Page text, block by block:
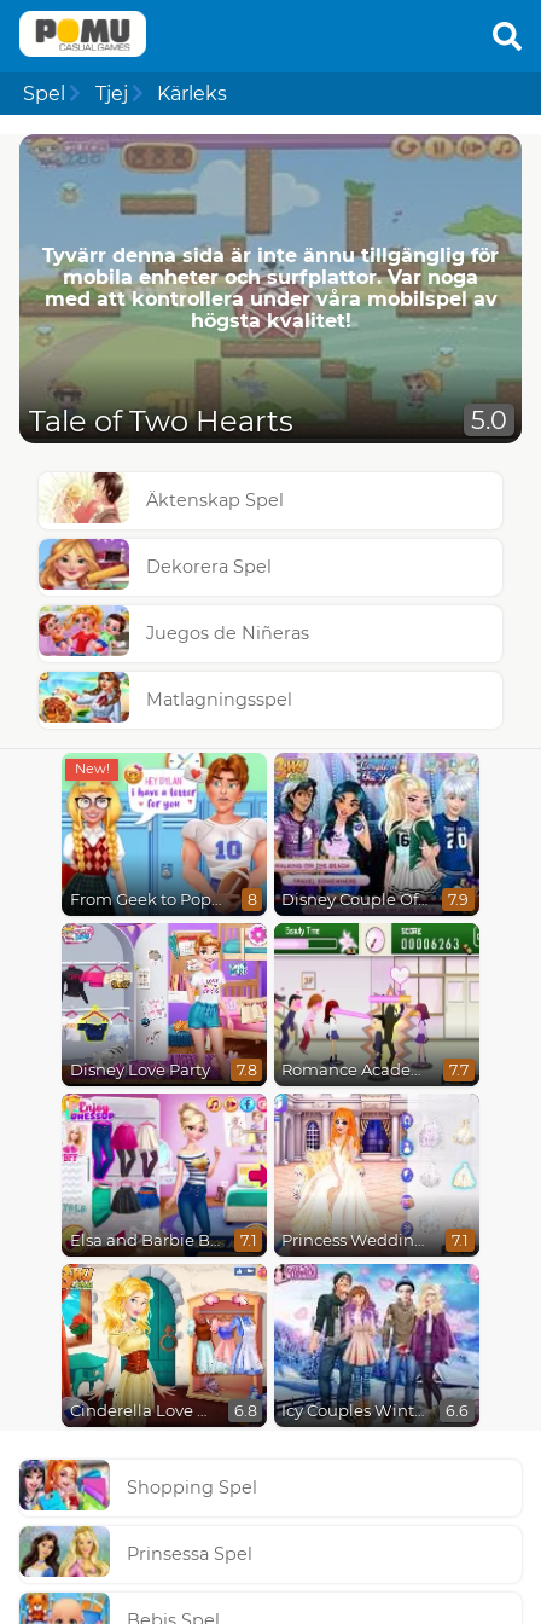
Spel Tjej Kärleks
Tyvärr denna sida är inte ännu tillgänglig för
mobila enheter och surfplattor. Var noga
med att kontrollera under våra mobilspel av
högsta kvalitet!
Tale of Two Hearts 5.0
Äktenskap Spel
Dekorera Spel
Juegos de Niñeras
Matlagningsspel
From Geek to Popular Girl 8 Disney Couple Of The Year 7.9
Disney Love Party 7.8 Romance Academy 7.7
Elsa and Barbie Blind Date 7.1 Princess Wedding Drama 7.1
Cinderella Love On The Run 6.8 Icy Couples Winter Time 6.6
Shopping Spel
Prinsessa Spel